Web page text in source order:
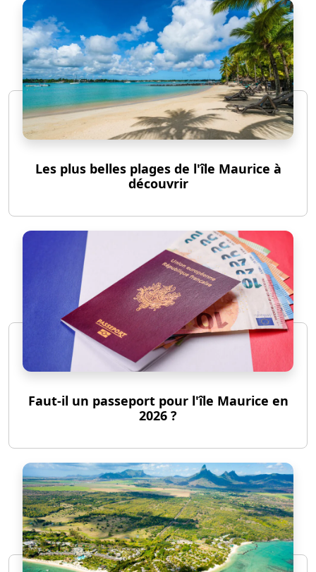
Les plus belles plages de l'île Maurice à
découvrir
Faut-il un passeport pour l'île Maurice en
2026 ?